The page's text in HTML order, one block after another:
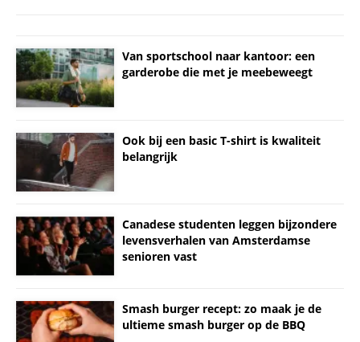
Van sportschool naar kantoor: een
garderobe die met je meebeweegt
Ook bij een basic T-shirt is kwaliteit
belangrijk
Canadese studenten leggen bijzondere
levensverhalen van Amsterdamse
senioren vast
Smash burger recept: zo maak je de
ultieme smash burger op de BBQ